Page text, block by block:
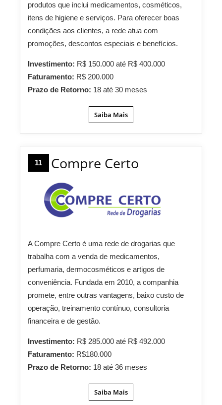
produtos que inclui medicamentos, cosméticos,
itens de higiene e serviços. Para oferecer boas
condições aos clientes, a rede atua com
promoções, descontos especiais e benefícios.
Investimento: R$ 150.000 até R$ 400.000
Faturamento: R$ 200.000
Prazo de Retorno: 18 até 30 meses
Saiba Mais
11 Compre Certo
A Compre Certo é uma rede de drogarias que
trabalha com a venda de medicamentos,
perfumaria, dermocosméticos e artigos de
conveniência. Fundada em 2010, a companhia
promete, entre outras vantagens, baixo custo de
operação, treinamento contínuo, consultoria
financeira e de gestão.
Investimento: R$ 285.000 até R$ 492.000
Faturamento: R$180.000
Prazo de Retorno: 18 até 36 meses
Saiba Mais